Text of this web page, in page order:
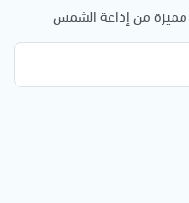
مميزة من إذاعة الشمس